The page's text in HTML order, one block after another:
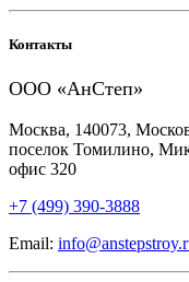
Контакты
ООО «АнСтеп»
Москва, 140073,
поселок Томилино,
офис 320
+7 (499) 390-3888
Email: